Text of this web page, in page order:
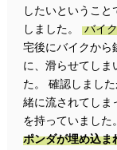
したいというこ
しました。
バイ
宅後にバイクから
に、滑らせてしま
た。 確認しまし
緒に流されてしま
を持っていました。
ポンダが埋め込ま